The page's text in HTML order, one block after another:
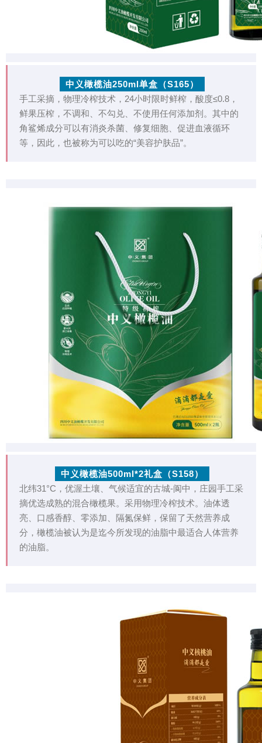
中义橄榄油250ml单盒（S165）
手工采摘，物理冷榨技术，24小时限时鲜榨，酸度≤0.8，
鲜果压榨，不调和、不勾兑、不使用任何添加剂。其中的
角鲨烯成分可以有消炎杀菌、修复细胞、促进血液循环
等，因此，也被称为可以吃的“美容护肤品”。
中义橄榄油500ml*2礼盒（S158）
北纬31°C，优渥土壤、气候适宜的古城-阆中，庄园手工采
摘优选成熟的混合橄榄果。采用物理冷榨技术。油体透
亮、口感香醇、零添加、隔氮保鲜，保留了天然营养成
分，橄榄油被认为是迄今所发现的油脂中最适合人体营养
的油脂。